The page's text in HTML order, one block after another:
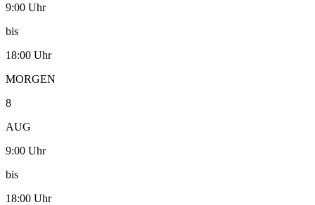
9:00 Uhr
bis
18:00 Uhr
MORGEN
8
AUG
9:00 Uhr
bis
18:00 Uhr